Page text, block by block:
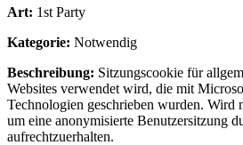
Art: 1st Party
Kategorie: Notwendig
Beschreibung: Sitzungscookie für
Websites verwendet wird, die mit
Technologien geschrieben wurden. Wird
um eine anonymisierte Benutzersitzung
aufrechtzuerhalten.